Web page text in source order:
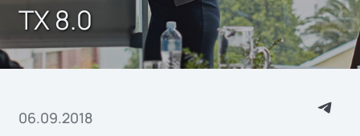
TX 8.0
06.09.2018